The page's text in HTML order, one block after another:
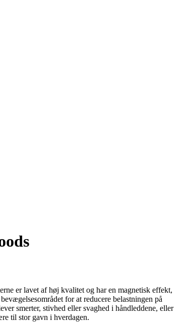
er lavet af høj kvalitet og har en magnetisk effekt,
for at reducere belastningen på
smerter, stivhed eller svaghed i håndleddene, eller
til stor gavn i hverdagen.